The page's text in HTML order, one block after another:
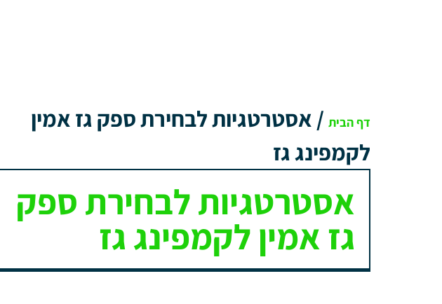
דף הבית /אסטרטגיות לבחירת ספק גז אמין
לקמפינג גז
אסטרטגיות לבחירת ספק
גז אמין לקמפינג גז